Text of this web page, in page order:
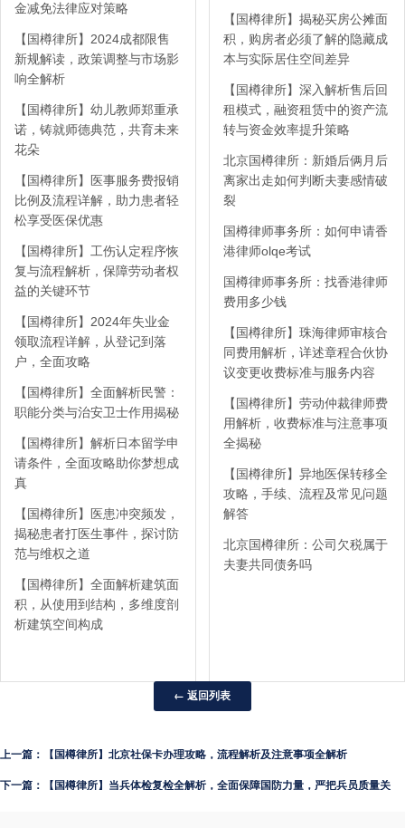
金减免法律应对策略
【国樽律所】2024成都限售
新规解读，政策调整与市场影
响全解析
【国樽律所】幼儿教师郑重承
诺，铸就师德典范，共育未来
花朵
【国樽律所】医事服务费报销
比例及流程详解，助力患者轻
松享受医保优惠
【国樽律所】工伤认定程序恢
复与流程解析，保障劳动者权
益的关键环节
【国樽律所】2024年失业金
领取流程详解，从登记到落
户，全面攻略
【国樽律所】全面解析民警：
职能分类与治安卫士作用揭秘
【国樽律所】解析日本留学申
请条件，全面攻略助你梦想成
真
【国樽律所】医患冲突频发，
揭秘患者打医生事件，探讨防
范与维权之道
【国樽律所】全面解析建筑面
积，从使用到结构，多维度剖
析建筑空间构成
【国樽律所】揭秘买房公摊面
积，购房者必须了解的隐藏成
本与实际居住空间差异
【国樽律所】深入解析售后回
租模式，融资租赁中的资产流
转与资金效率提升策略
北京国樽律所：新婚后俩月后
离家出走如何判断夫妻感情破
裂
国樽律师事务所：如何申请香
港律师olqe考试
国樽律师事务所：找香港律师
费用多少钱
【国樽律所】珠海律师审核合
同费用解析，详述章程合伙协
议变更收费标准与服务内容
【国樽律所】劳动仲裁律师费
用解析，收费标准与注意事项
全揭秘
【国樽律所】异地医保转移全
攻略，手续、流程及常见问题
解答
北京国樽律所：公司欠税属于
夫妻共同债务吗
← 返回列表
上一篇：【国樽律所】北京社保卡办理攻略，流程解析及注意事项全解析
下一篇：【国樽律所】当兵体检复检全解析，全面保障国防力量，严把兵员质量关